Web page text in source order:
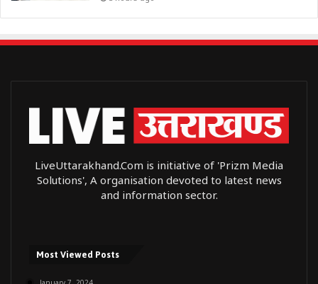
LiveUttarakhand.Com is initiative of 'Prizm Media
Solutions', A organisation devoted to latest news
and information sector.
Most Viewed Posts